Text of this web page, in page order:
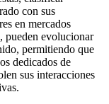
con sus
en mercados
pueden evolucionar
permitiendo que
dedicados de
sus interacciones